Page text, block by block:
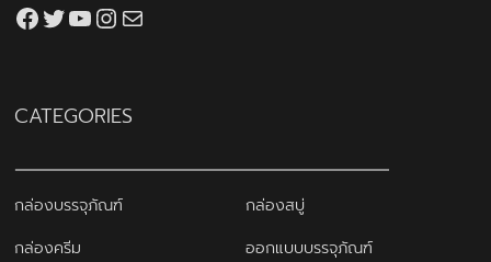
Facebook
Twitter
YouTube
Instagram
thaiprintshop.aw@gmail.com
CATEGORIES
กล่องบรรจุภัณฑ์
กล่องสบู่
กล่องครีม
ออกแบบบรรจุภัณฑ์